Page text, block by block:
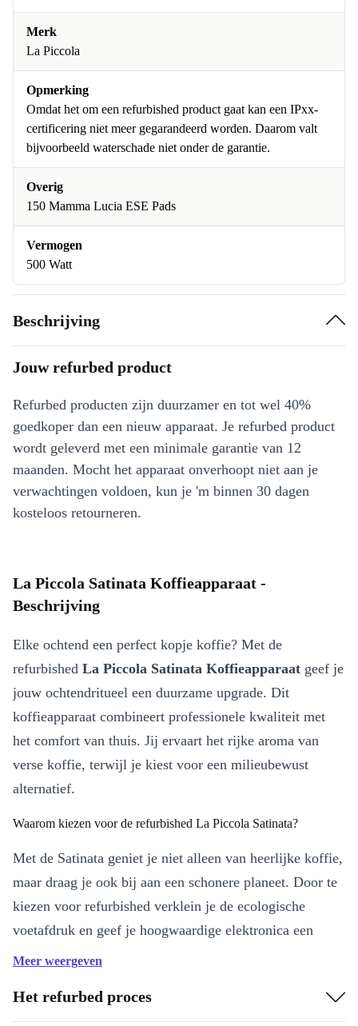
Merk
La Piccola
Opmerking
Omdat het om een refurbished product gaat kan een IPxx-
certificering niet meer gegarandeerd worden. Daarom valt
bijvoorbeeld waterschade niet onder de garantie.
Overig
150 Mamma Lucia ESE Pads
Vermogen
500 Watt
Beschrijving
Jouw refurbed product
Refurbed producten zijn duurzamer en tot wel 40%
goedkoper dan een nieuw apparaat. Je refurbed product
wordt geleverd met een minimale garantie van 12
maanden. Mocht het apparaat onverhoopt niet aan je
verwachtingen voldoen, kun je 'm binnen 30 dagen
kosteloos retourneren.
La Piccola Satinata Koffieapparaat -
Beschrijving
Elke ochtend een perfect kopje koffie? Met de
refurbished La Piccola Satinata Koffieapparaat geef je
jouw ochtendritueel een duurzame upgrade. Dit
koffieapparaat combineert professionele kwaliteit met
het comfort van thuis. Jij ervaart het rijke aroma van
verse koffie, terwijl je kiest voor een milieubewust
alternatief.
Waarom kiezen voor de refurbished La Piccola Satinata?
Met de Satinata geniet je niet alleen van heerlijke koffie,
maar draag je ook bij aan een schonere planeet. Door te
kiezen voor refurbished verklein je de ecologische
voetafdruk en geef je hoogwaardige elektronica een
tweede leven. Elke machine is zorgvuldig gecontroleerd,
betrouwbaarheid gegarandeerd.
Meer weergeven
Het refurbed proces